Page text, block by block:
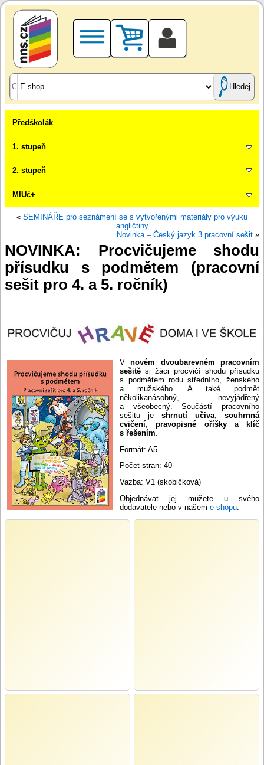
Hledej
Předškolák
1. stupeň
2. stupeň
MIUč+
« SEMINÁŘE pro seznámení se s vytvořenými materiály pro výuku
angličtiny
Novinka – Český jazyk 3 pracovní sešit»
NOVINKA: Procvičujeme shodu
přísudku s podmětem (pracovní
sešit pro 4. a 5. ročník)
Vnovém dvoubarevném pracovním
sešitě si žáci procvičí shodu přísudku
s podmětem rodu středního, ženského
a mužského. A také podmět
několikanásobný, nevyjádřený
a všeobecný. Součástí pracovního
sešitu je shrnutí učiva, souhrnná
cvičení ,pravopisné oříškya klíč
s řešením
Formát: A5
Počet stran: 40
Vazba: V1 (skobičková)
Objednávat jej můžete u svého
dodavatele nebo v našeme-shopu